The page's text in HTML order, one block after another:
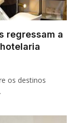
regressam a
os destinos